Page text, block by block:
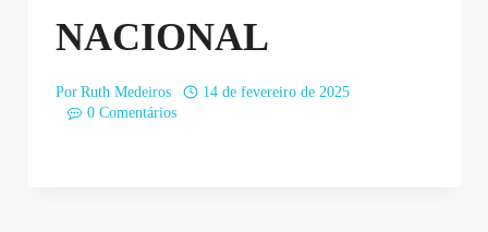
NACIONAL
Por Ruth Medeiros
14 de fevereiro de 2025
0 Comentários